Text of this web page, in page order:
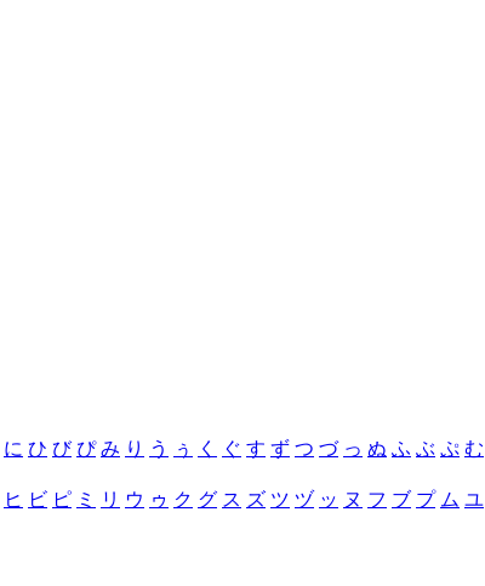
に ひ び ぴ み り う ぅ く ぐ す ず つ づ っ ぬ ふ ぶ ぷ む
ヒ ビ ピ ミ リ ウ ゥ ク グ ス ズ ツ ヅ ッ ヌ フ ブ プ ム ユ